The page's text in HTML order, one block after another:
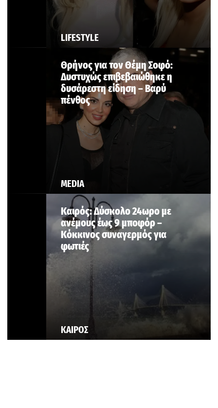
LIFESTYLE
MEDIA
Θρήνος για τον Θέμη Σοφό:
Δυστυχώς επιβεβαιώθηκε η
δυσάρεστη είδηση – Βαρύ
πένθος
ΚΑΙΡΟΣ
Καιρός: Δύσκολο 24ωρο με
ανέμους έως 9 μποφόρ –
Κόκκινος συναγερμός για
φωτιές